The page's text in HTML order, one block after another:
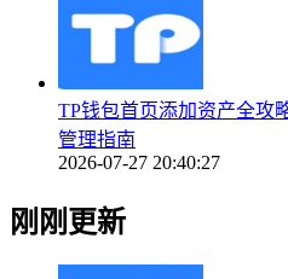
TP钱包首页添加资产全攻
管理指南
2026-07-27 20:40:27
刚刚更新